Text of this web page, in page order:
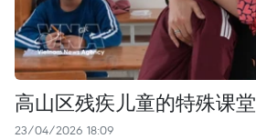
高山区残疾儿童的特殊课堂
23/04/2026 18:09